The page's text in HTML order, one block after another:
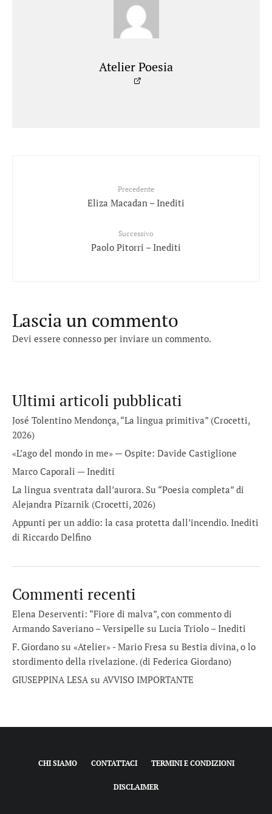
Atelier Poesia
Precedente
Eliza Macadan – Inediti
Successivo
Paolo Pitorri – Inediti
Lascia un commento
Devi essere connesso per inviare un commento.
Ultimi articoli pubblicati
José Tolentino Mendonça, “La lingua primitiva” (Crocetti,
2026)
«L’ago del mondo in me» — Ospite: Davide Castiglione
Marco Caporali — Inediti
La lingua sventrata dall’aurora. Su “Poesia completa” di
Alejandra Pizarnik (Crocetti, 2026)
Appunti per un addio: la casa protetta dall’incendio. Inediti
di Riccardo Delfino
Commenti recenti
Elena Deserventi: “Fiore di malva”, con commento di
Armando Saveriano – Versipelle su Lucia Triolo – Inediti
F. Giordano su «Atelier» - Mario Fresa su Bestia divina, o lo
stordimento della rivelazione. (di Federica Giordano)
GIUSEPPINA LESAsu AVVISO IMPORTANTE
CHI SIAMO CONTATTACI TERMINI E CONDIZIONI
DISCLAIMER